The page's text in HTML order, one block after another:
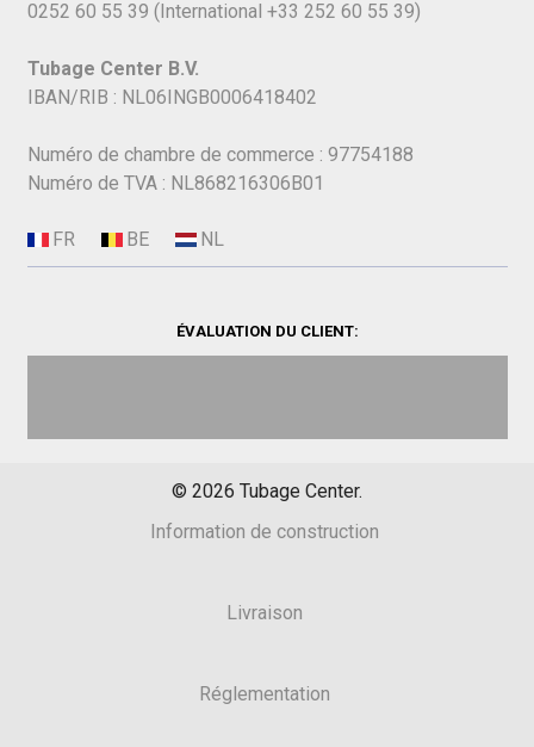
0252 60 55 39 (International +33 252 60 55 39)
Tubage Center B.V.
IBAN/RIB : NL06INGB0006418402
Numéro de chambre de commerce : 97754188
Numéro de TVA : NL868216306B01
ÉVALUATION DU CLIENT:
© 2026 Tubage Center.
Information de construction
Livraison
Réglementation